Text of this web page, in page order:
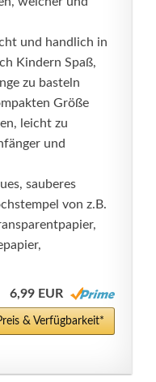
und handlich in
Kindern Spaß,
zu basteln
Größe
leicht zu
und
sauberes
von z.B.
6,99 EUR
& Verfügbarkeit*